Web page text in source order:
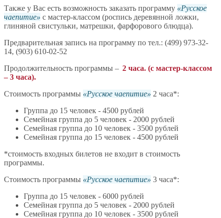
Также у Вас есть возможность заказать программу
Русское
чаепитие
с мастер-классом (роспись деревянной ложки,
глиняной свистульки, матрешки, фарфорового блюдца).
Предварительная запись на программу по тел.: (499) 973-32-
14, (903) 610-02-52
Продолжительность программы – 2 часа. (с мастер-классом
– 3 часа).
Стоимость программы
Русское чаепитие
2 часа*:
Группа до 15 человек - 4500 рублей
Семейная группа до 5 человек - 2000 рублей
Семейная группа до 10 человек - 3500 рублей
Семейная группа до 15 человек - 4500 рублей
*стоимость входных билетов не входит в стоимость
программы.
Стоимость программы
Русское чаепитие
3 часа*:
Группа до 15 человек - 6000 рублей
Семейная группа до 5 человек - 2000 рублей
Семейная группа до 10 человек - 3500 рублей